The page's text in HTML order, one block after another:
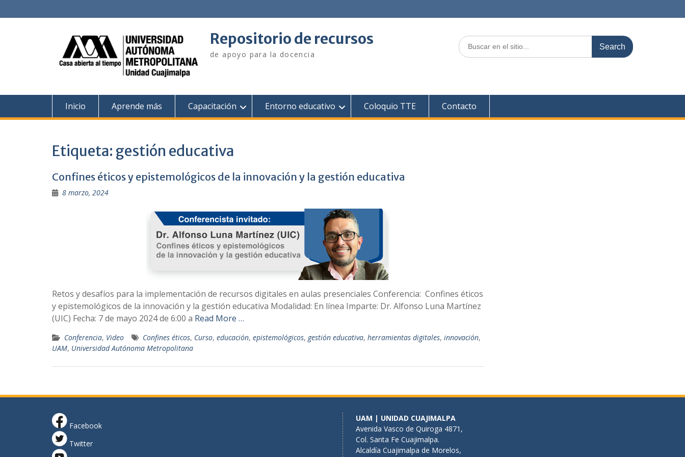
to
Repositorio de recursos
de apoyo para la docencia
Search
for:
Inicio Aprende más Capacitación Entorno educativo Coloquio TTE Contacto
Etiqueta: gestión educativa
Confines éticos y epistemológicos de la innovación y la gestión educativa
8 marzo, 2024
Retos y desafíos para la implementación de recursos digitales en aulas presenciales Conferencia: Confines éticos
y epistemológicos de la innovación y la gestión educativa Modalidad: En línea Imparte: Dr. Alfonso Luna Martínez
(UIC) Fecha: 7 de mayo 2024 de 6:00 a Read More …
Conferencia, Video Confines éticos, Curso, educación, epistemológicos, gestión educativa, herramientas digitales, innovación,
UAM, Universidad Autónoma Metropolitana
Facebook
Twitter
UAM | UNIDAD CUAJIMALPA
Avenida Vasco de Quiroga 4871,
Col. Santa Fe Cuajimalpa.
Alcaldía Cuajimalpa de Morelos,